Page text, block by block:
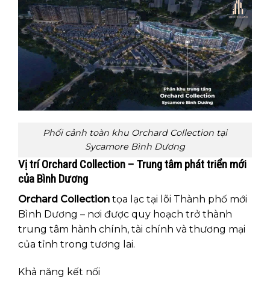
Phối cảnh toàn khu Orchard Collection tại
Sycamore Bình Dương
Vị trí Orchard Collection – Trung tâm phát triển mới
của Bình Dương
Orchard Collection tọa lạc tại lõi Thành phố mới
Bình Dương – nơi được quy hoạch trở thành
trung tâm hành chính, tài chính và thương mại
của tỉnh trong tương lai.
Khả năng kết nối